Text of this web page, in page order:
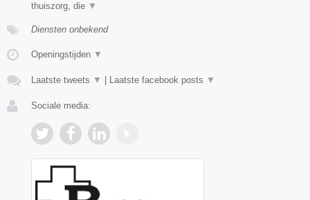
thuiszorg, die ▼
Diensten onbekend
Openingstijden ▼
Laatste tweets ▼ | Laatste facebook posts ▼
Sociale media: